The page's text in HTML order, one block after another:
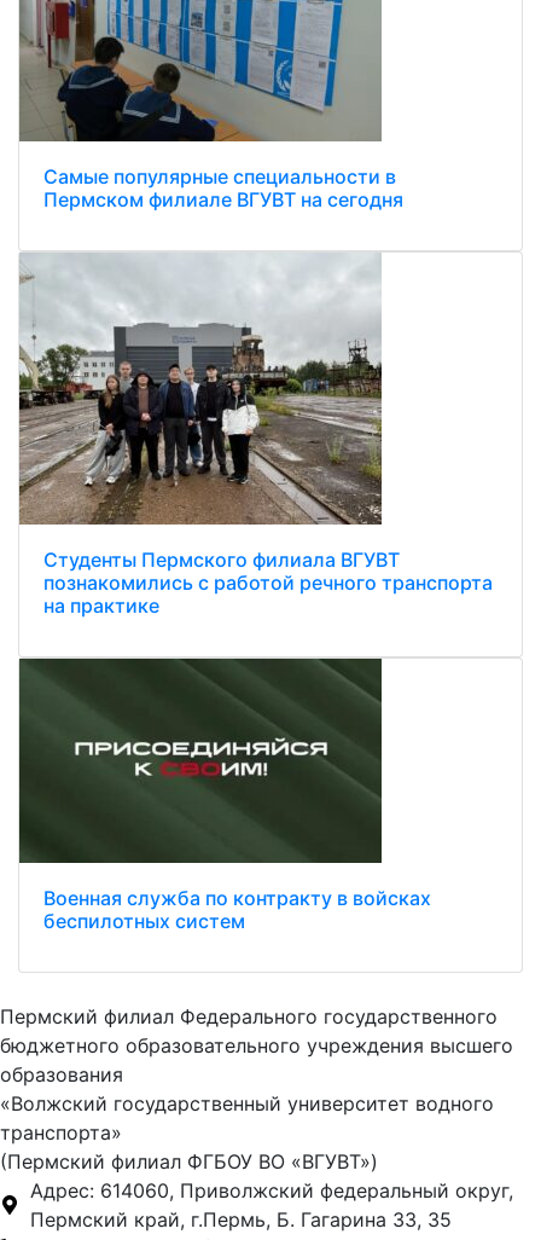
Самые популярные специальности в
Пермском филиале ВГУВТ на сегодня
Студенты Пермского филиала ВГУВТ
познакомились с работой речного транспорта
на практике
Военная служба по контракту в войсках
беспилотных систем
Пермский филиал Федерального государственного
бюджетного образовательного учреждения высшего
образования
«Волжский государственный университет водного
транспорта»
(Пермский филиал ФГБОУ ВО «ВГУВТ»)
Адрес: 614060, Приволжский федеральный округ,
Пермский край, г.Пермь, Б. Гагарина 33, 35